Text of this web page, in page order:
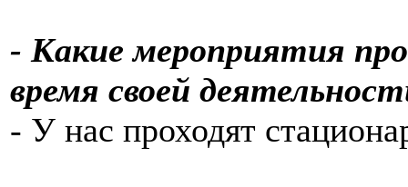
- Какие мероприятия
время своей
- У нас проходят